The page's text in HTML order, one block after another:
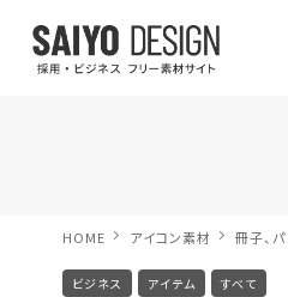
HOME アイコン素材 冊子、
ビジネス アイテム すべて